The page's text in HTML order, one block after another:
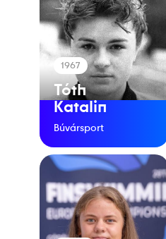
1967
Tóth
Katalin
Búvársport